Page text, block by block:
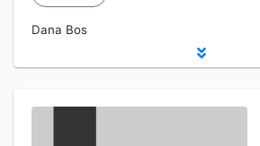
Dana Bos